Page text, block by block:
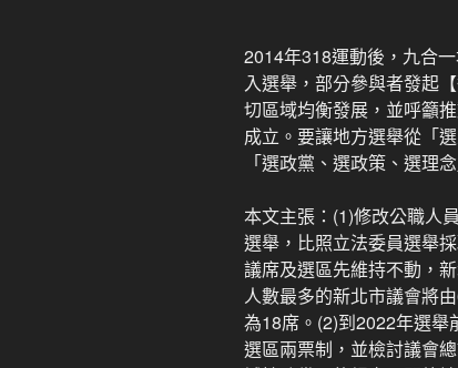
2014年318運動後，九合
入選舉，部分參與者發起
切區域均衡發展，並呼籲
成立。要讓地方選舉從「
「選政黨、選政策、選理
本文主張：(1)修改公職人
選舉，比照立法委員選舉
議席及選區先維持不動，
人數最多的新北市議會將
為18席。(2)到2022年選
選區兩票制，並檢討議會